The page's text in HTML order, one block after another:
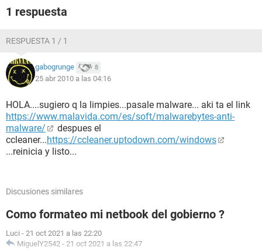
1 respuesta
RESPUESTA 1 / 1
gabogrunge 8
25 abr 2010 a las 04:16
HOLA....sugiero q la limpies...pasale malware... aki ta el link
https://www.malavida.com/es/soft/malwarebytes-anti-
malware/
despues el
ccleaner...https://ccleaner.uptodown.com/windows
...reinicia y listo...
Discusiones similares
Como formateo mi netbook del gobierno ?
Luci - 21 oct 2021 a las 22:20
MiguelY2542 - 21 oct 2021 a las 22:47